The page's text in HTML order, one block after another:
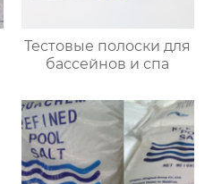
Тестовые полоски для
бассейнов и спа